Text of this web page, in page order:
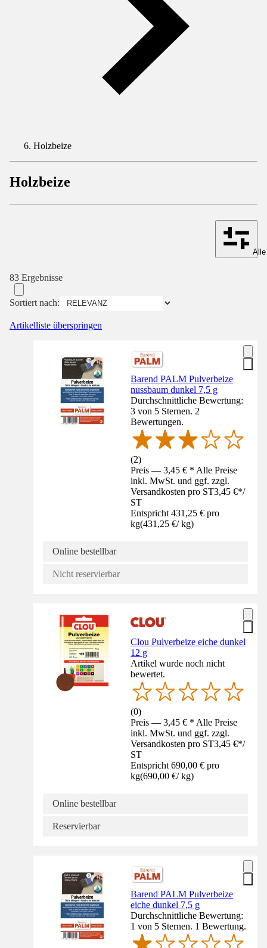
Holzbeize
Holzbeize
83 Ergebnisse
Sortiert nach:
Artikelliste überspringen
Barend PALM Pulverbeize
nussbaum dunkel 7,5 g
Durchschnittliche Bewertung:
3 von 5 Sternen. 2
Bewertungen.
(2)
Preis — 3,45 € * Alle Preise
inkl. MwSt. und ggf. zzgl.
Versandkosten pro ST3,45 €*/
ST
Entspricht 431,25 € pro
kg(431,25 €/ kg)
Online bestellbar
Nicht reservierbar
Clou Pulverbeize eiche dunkel
12 g
Artikel wurde noch nicht
bewertet.
(0)
Preis — 3,45 € * Alle Preise
inkl. MwSt. und ggf. zzgl.
Versandkosten pro ST3,45 €*/
ST
Entspricht 690,00 € pro
kg(690,00 €/ kg)
Online bestellbar
Reservierbar
Barend PALM Pulverbeize
eiche dunkel 7,5 g
Durchschnittliche Bewertung:
1 von 5 Sternen. 1 Bewertung.